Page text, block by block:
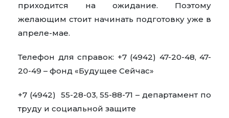
приходится на ожидание. Поэтому
желающим стоит начинать подготовку уже в
апреле-мае.
Телефон для справок: +7 (4942) 47-20-48, 47-
20-49 – фонд «Будущее Сейчас»
+7 (4942) 55-28-03, 55-88-71 – департамент по
труду и социальной защите